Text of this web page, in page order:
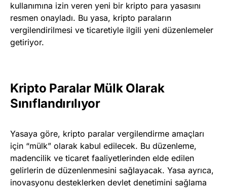
kullanımına izin veren yeni bir kripto para yasasını
resmen onayladı. Bu yasa, kripto paraların
vergilendirilmesi ve ticaretiyle ilgili yeni düzenlemeler
getiriyor.
Kripto Paralar Mülk Olarak
Sınıflandırılıyor
Yasaya göre, kripto paralar vergilendirme amaçları
için “mülk” olarak kabul edilecek. Bu düzenleme,
madencilik ve ticaret faaliyetlerinden elde edilen
gelirlerin de düzenlenmesini sağlayacak. Yasa ayrıca,
inovasyonu desteklerken devlet denetimini sağlama